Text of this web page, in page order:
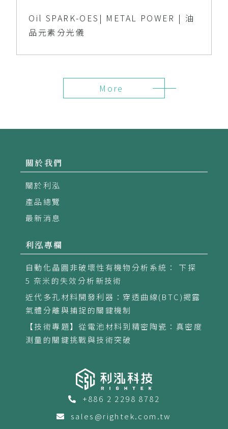
Oil SPARK-OES| METAL POWER | 油
品元素分光儀
More
關於我們
關於利泓
產品總覽
最新消息
利泓專欄
自動化晶圓非破壞性有機物分析系統： 下探
5 奈米的失效分析新技術
近代多孔材料開發利器：穿透曲線(BTC)揭露
氣體分離與捕捉的關鍵機制
【技術專題】從電池材料到精密陶瓷：真密度
測量的關鍵挑戰與技術突破
+886 2 2298 8782
sales@rightek.com.tw